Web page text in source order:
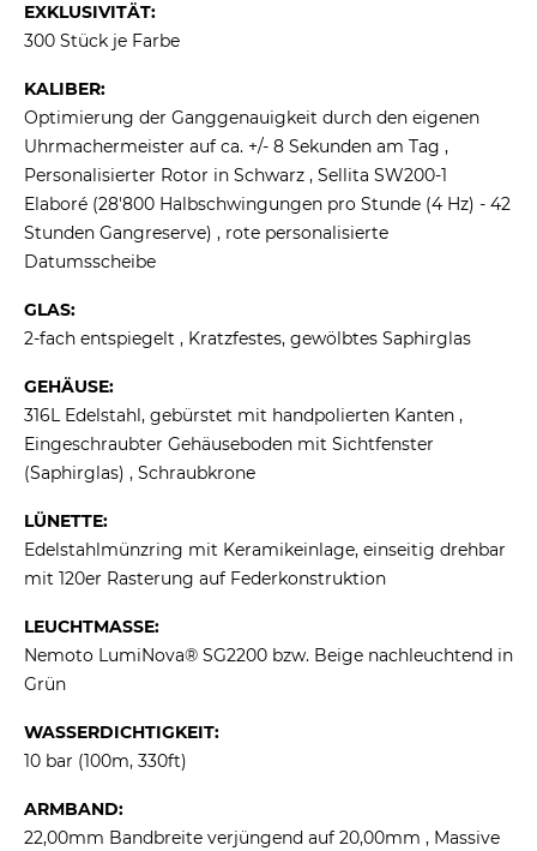
EXKLUSIVITÄT:
300 Stück je Farbe
KALIBER:
Optimierung der Ganggenauigkeit durch den eigenen
Uhrmachermeister auf ca. +/- 8 Sekunden am Tag ,
Personalisierter Rotor in Schwarz , Sellita SW200-1
Elaboré (28'800 Halbschwingungen pro Stunde (4 Hz) - 42
Stunden Gangreserve) , rote personalisierte
Datumsscheibe
GLAS:
2-fach entspiegelt , Kratzfestes, gewölbtes Saphirglas
GEHÄUSE:
316L Edelstahl, gebürstet mit handpolierten Kanten ,
Eingeschraubter Gehäuseboden mit Sichtfenster
(Saphirglas) , Schraubkrone
LÜNETTE:
Edelstahlmünzring mit Keramikeinlage, einseitig drehbar
mit 120er Rasterung auf Federkonstruktion
LEUCHTMASSE:
Nemoto LumiNova® SG2200 bzw. Beige nachleuchtend in
Grün
WASSERDICHTIGKEIT:
10 bar (100m, 330ft)
ARMBAND:
22,00mm Bandbreite verjüngend auf 20,00mm , Massive